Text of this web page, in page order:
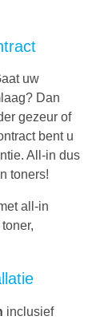
uw
Dan
gezeur of
bent u
All-in dus
toners!
all-in
inclusief